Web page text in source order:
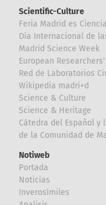
Scientific-Culture
Feria Madrid es Ciencia
Día Internacional de
Madrid Science Week
European
Red de Laboratorios
Wikipedia madri+d
Science & Culture
Science & Heritage
Cátedra del Español
de la Comunidad de
Notiweb
Portada
Noticias
Inverosímiles